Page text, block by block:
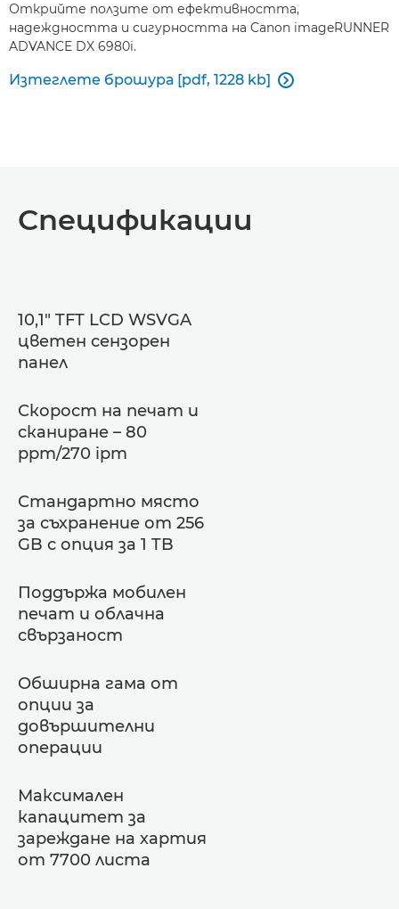
Открийте ползите от ефективността,
надеждността и сигурността на Canon imageRUNNER
ADVANCE DX 6980i.
Изтеглете брошура [pdf, 1228 kb] 
Спецификации
10,1" TFT LCD WSVGA
цветен сензорен
панел
Скорост на печат и
сканиране – 80
ppm/270 ipm
Стандартно място
за съхранение от 256
GB с опция за 1 TB
Поддържа мобилен
печат и облачна
свързаност
Обширна гама от
опции за
довършителни
операции
Максимален
капацитет за
зареждане на хартия
от 7700 листа